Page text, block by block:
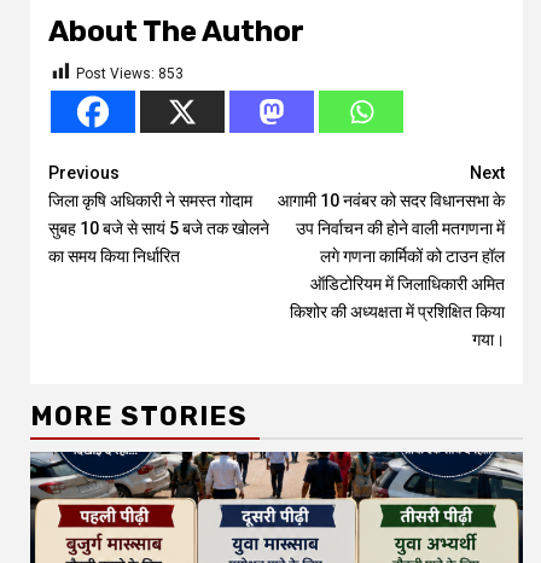
About The Author
Post Views: 853
Continue
Reading
Previous
जिला कृषि अधिकारी ने समस्त गोदाम
सुबह 10 बजे से सायं 5 बजे तक खोलने
का समय किया निर्धारित
Next
आगामी 10 नवंबर को सदर विधानसभा के
उप निर्वाचन की होने वाली मतगणना में
लगे गणना कार्मिकों को टाउन हॉल
ऑडिटोरियम में जिलाधिकारी अमित
किशोर की अध्यक्षता में प्रशिक्षित किया
गया।
MORE STORIES